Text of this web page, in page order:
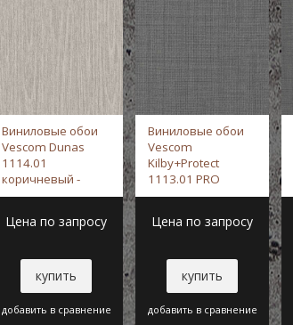
Виниловые обои
Vescom Dunas
1114.01
коричневый -
Vescom
Цена по запросу
купить
добавить в сравнение
Виниловые обои
Vescom
Kilby+Protect
1113.01 PRO
Серый -Vescom
Цена по запросу
купить
добавить в сравнение